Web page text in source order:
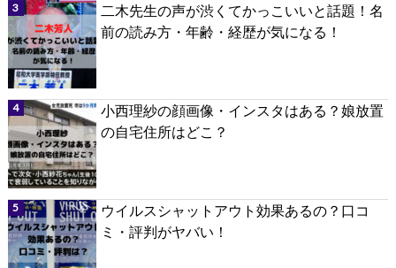
二木先生の声が渋くてかっこいいと話題！名
前の読み方・年齢・経歴が気になる！
小西理紗の顔画像・インスタはある？娘放置
の自宅住所はどこ？
ウイルスシャットアウト効果あるの？口コ
ミ・評判がヤバい！